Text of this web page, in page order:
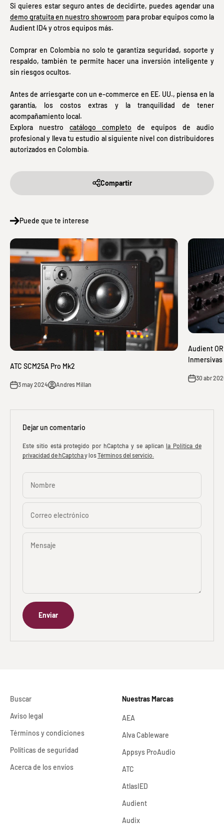
Si quieres estar seguro antes de decidirte, puedes agendar una
demo gratuita en nuestro showroom para probar equipos como la
Audient ID4 y otros equipos más.
Comprar en Colombia no solo te garantiza seguridad, soporte y
respaldo, también te permite hacer una inversión inteligente y
sin riesgos ocultos.
Antes de arriesgarte con un e-commerce en EE. UU., piensa en la
garantía, los costos extras y la tranquilidad de tener
acompañamiento local.
Explora nuestro catálogo completo de equipos de audio
profesional y lleva tu estudio al siguiente nivel con distribuidores
autorizados en Colombia.
Compartir
Puede que te interese
ATC SCM25A Pro Mk2
3 may 2024 Andres Millan
Audient
Inmersivas
30 abr
Dejar un comentario
Este sitio está protegido por hCaptcha y se aplicanla Política de
privacidad de hCaptchay losTérminos del servicio.
Nombre
Correo electrónico
Mensaje
Enviar
Buscar
Aviso legal
Términos y condiciones
Políticas de seguridad
Acerca de los envíos
Nuestras Marcas
AEA
Alva Cableware
Appsys ProAudio
ATC
AtlasIED
Audient
Audix